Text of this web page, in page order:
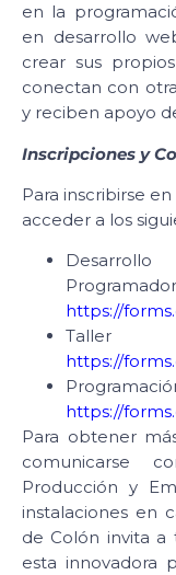
en la
en desarrollo
crear sus
conectan con
y reciben apoyo
Inscripciones y
Para inscribirse
acceder a los
https://
https://
https://
Para obtener
comunicarse
Producción y
instalaciones en
de Colón invita
esta innovadora